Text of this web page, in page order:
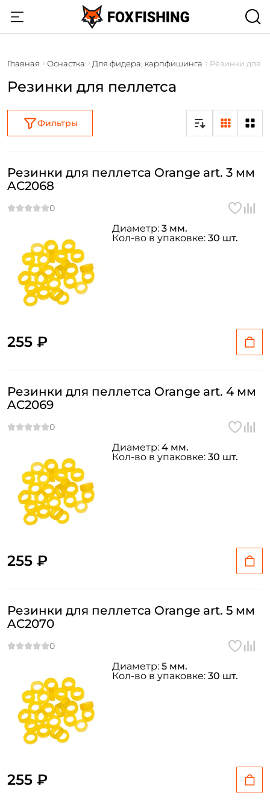
Главная Оснастка Для фидера, карпфишинга Резинки для
Резинки для пеллетса
Фильтры
Резинки для пеллетса Orange art. 3 мм
AC2068
255 ₽
Диаметр: 3 мм.
Кол-во в упаковке: 30 шт.
Резинки для пеллетса Orange art. 4 мм
AC2069
255 ₽
Диаметр: 4 мм.
Кол-во в упаковке: 30 шт.
Резинки для пеллетса Orange art. 5 мм
AC2070
255 ₽
Диаметр: 5 мм.
Кол-во в упаковке: 30 шт.
ФИО: *
Номер телефона: *
Придумайте пароль: *
Заполняя данную форму вы соглашаетесь на обработку